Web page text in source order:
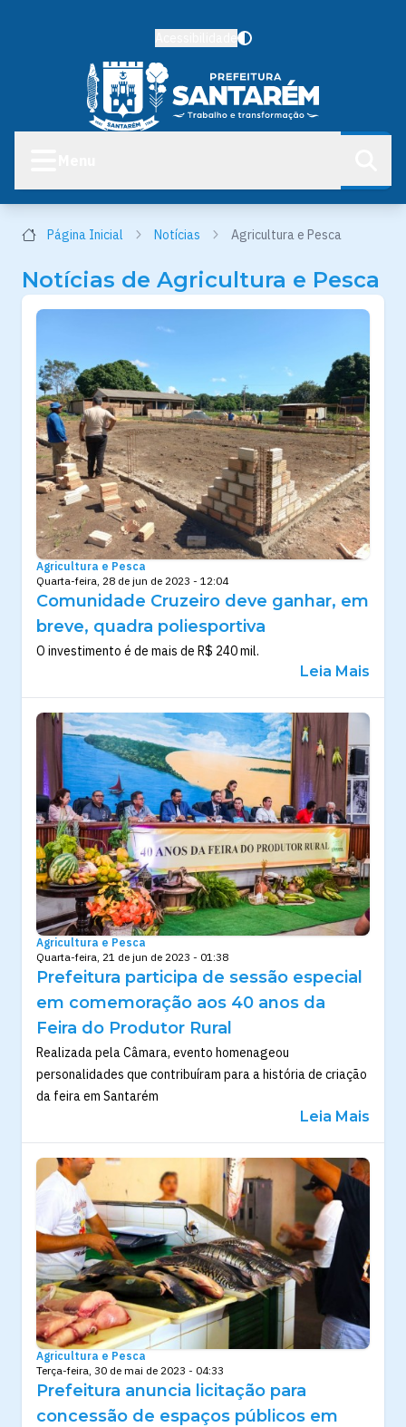
Página Inicial Notícias Agricultura e Pesca
Notícias de Agricultura e Pesca
Agricultura e Pesca
Quarta-feira, 28 de jun de 2023 - 12:04
Comunidade Cruzeiro deve ganhar, em
breve, quadra poliesportiva
O investimento é de mais de R$ 240 mil.
Leia Mais
Agricultura e Pesca
Quarta-feira, 21 de jun de 2023 - 01:38
Prefeitura participa de sessão especial
em comemoração aos 40 anos da
Feira do Produtor Rural
Realizada pela Câmara, evento homenageou
personalidades que contribuíram para a história de criação
da feira em Santarém
Leia Mais
Agricultura e Pesca
Terça-feira, 30 de mai de 2023 - 04:33
Prefeitura anuncia licitação para
concessão de espaços públicos em